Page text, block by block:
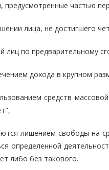
предусмотренные частью
лица, не достигшего
лиц по предварительному
дохода в крупном
средств
-
лишением свободы на
определенной
либо без такового.